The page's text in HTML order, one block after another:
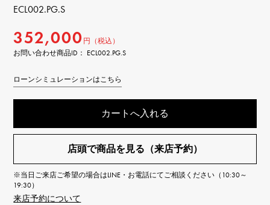
ECL002.PG.S
352,000 円（税込）
お問い合わせ商品ID： ECL002.PG.S
ローンシミュレーションはこちら
カートへ入れる
店頭で商品を見る（来店予約）
※当日ご来店ご希望の場合はLINE・お電話にてご相談ください（10:30～
19:30）
来店予約について